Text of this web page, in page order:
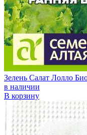
Зелень Салат Лолло
в наличии
В корзину